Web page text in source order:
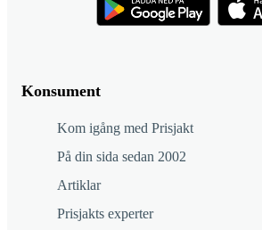
Konsument
Kom igång med Prisjakt
På din sida sedan 2002
Artiklar
Prisjakts experter